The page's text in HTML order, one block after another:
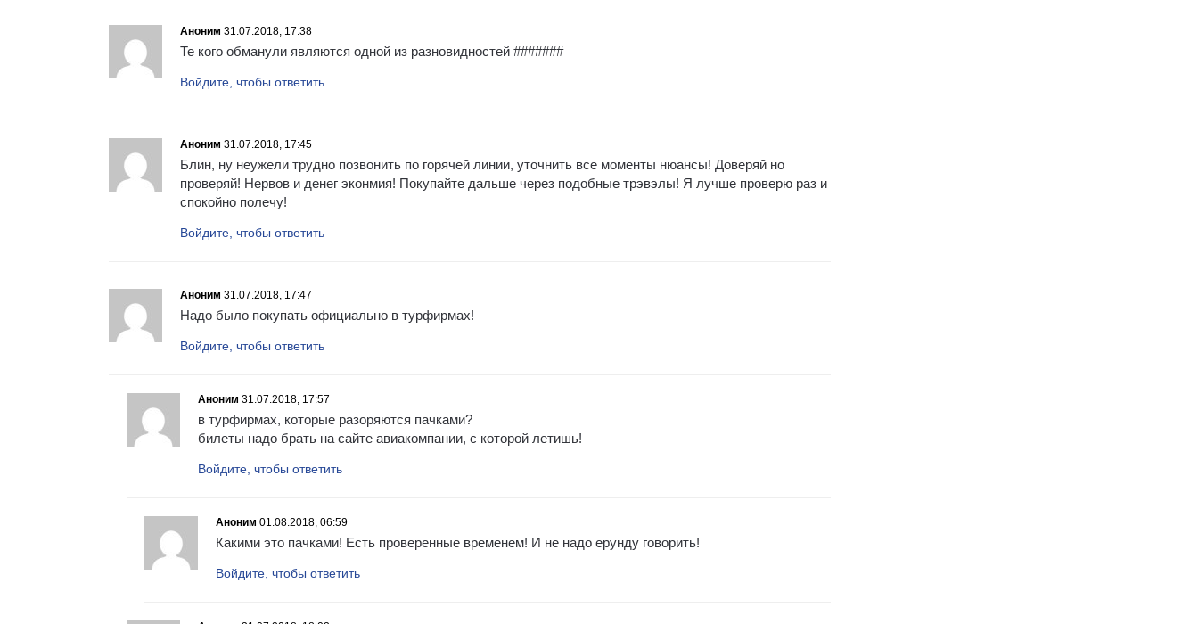
Аноним 31.07.2018, 17:38
Те кого обманули являются одной из разновидностей #######
Войдите, чтобы ответить
Аноним 31.07.2018, 17:45
Блин, ну неужели трудно позвонить по горячей линии, уточнить все моменты нюансы! Доверяй но
проверяй! Нервов и денег эконмия! Покупайте дальше через подобные трэвэлы! Я лучше проверю раз и
спокойно полечу!
Войдите, чтобы ответить
Аноним 31.07.2018, 17:47
Надо было покупать официально в турфирмах!
Войдите, чтобы ответить
Аноним 31.07.2018, 17:57
в турфирмах, которые разоряются пачками?
билеты надо брать на сайте авиакомпании, с которой летишь!
Войдите, чтобы ответить
Аноним 01.08.2018, 06:59
Какими это пачками! Есть проверенные временем! И не надо ерунду говорить!
Войдите, чтобы ответить